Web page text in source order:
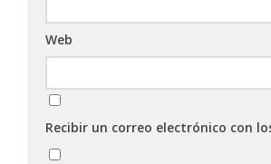
Web
Recibir un correo electrónico con